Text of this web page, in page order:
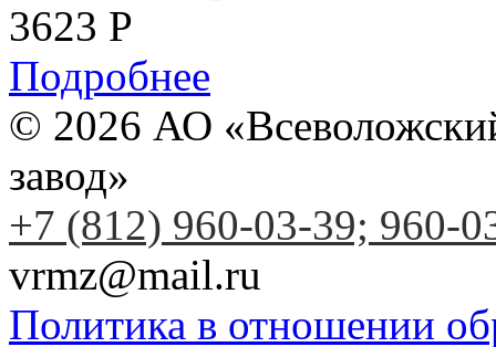
3623 Р
Подробнее
© 2026 АО
завод»
+7 (812) 960-03-39; 960-
vrmz@mail.ru
Политика в отношении